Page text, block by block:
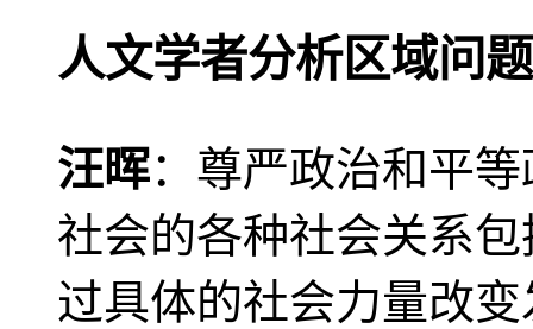
人文学者分析区域问题
汪晖：尊严政治和平
社会的各种社会关系
过具体的社会力量改